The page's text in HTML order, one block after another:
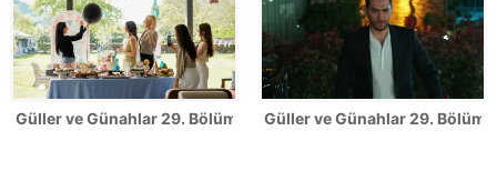
Güller ve Günahlar 29. Bölüm FotoğraflarıGüller ve Günahlar 29.